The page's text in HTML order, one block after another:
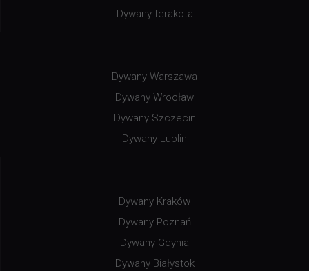
Dywany terakota
Dywany Warszawa
Dywany Wrocław
Dywany Szczecin
Dywany Lublin
Dywany Kraków
Dywany Poznań
Dywany Gdynia
Dywany Białystok